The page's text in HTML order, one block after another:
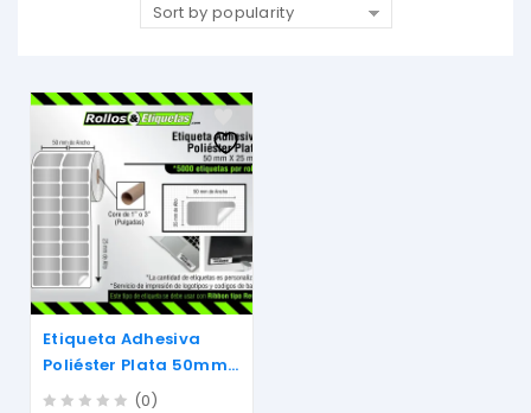
Sort by popularity
Etiqueta Adhesiva
Poliéster Plata 50mm
X 25mm
(0)